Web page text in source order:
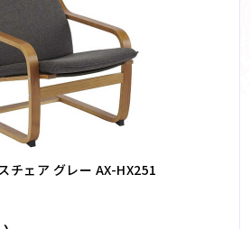
チェア グレー AX-HX251